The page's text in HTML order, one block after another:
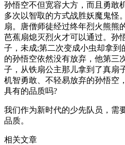
孙悟空不但宽容大方，而且勇敢
多次以智取的方式战胜妖魔鬼怪
扇。唐僧师徒经过终年烈火熊熊
芭蕉扇熄灭烈火才可以通过。孙
子，未成;第二次变成小虫却拿
的孙悟空依然没有放弃，他第三
子，从铁扇公主那儿拿到了真扇
机智勇敢、不轻易放弃的孙悟空
具有的品质吗?
我们作为新时代的少先队员，需
品质。
相关文章